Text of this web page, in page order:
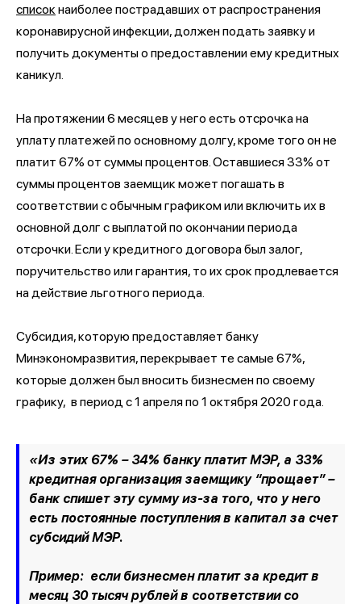
список наиболее пострадавших от распространения
коронавирусной инфекции, должен подать заявку и
получить документы о предоставлении ему кредитных
каникул.
На протяжении 6 месяцев у него есть отсрочка на
уплату платежей по основному долгу, кроме того он не
платит 67% от суммы процентов. Оставшиеся 33% от
суммы процентов заемщик может погашать в
соответствии с обычным графиком или включить их в
основной долг с выплатой по окончании периода
отсрочки. Если у кредитного договора был залог,
поручительство или гарантия, то их срок продлевается
на действие льготного периода.
Субсидия, которую предоставляет банку
Минэкономразвития, перекрывает те самые 67%,
которые должен был вносить бизнесмен по своему
графику, в период с 1 апреля по 1 октября 2020 года.
«Из этих 67% – 34% банку платит МЭР, а 33%
кредитная организация заемщику “прощает” –
банк спишет эту сумму из-за того, что у него
есть постоянные поступления в капитал за счет
субсидий МЭР.
Пример: если бизнесмен платит за кредит в
месяц 30 тысяч рублей в соответствии со